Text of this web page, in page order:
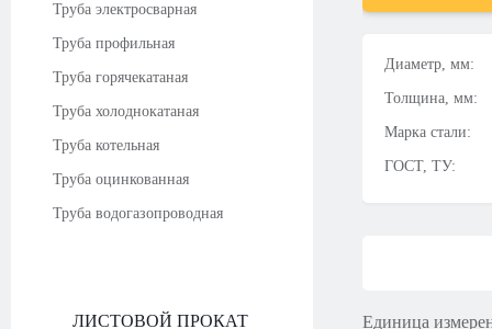
Труба электросварная
Труба профильная
Труба горячекатаная
Труба холоднокатаная
Труба котельная
Труба оцинкованная
Труба водогазопроводная
ЛИСТОВОЙ ПРОКАТ
Диаметр, мм:
Толщина, мм:
Марка стали:
ГОСТ, ТУ:
Единица